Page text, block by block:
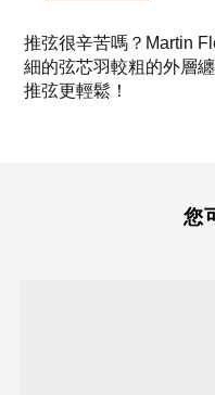
推弦很辛苦嗎？Martin
細的弦芯羽較粗的外層
推弦更輕鬆！
您